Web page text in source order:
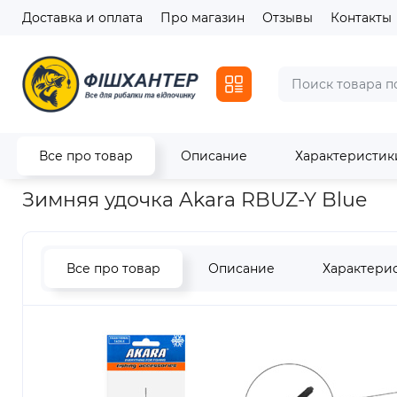
Доставка и оплата Про магазин Отзывы Контакты
Все про товар Описание
Главная Зимний ассортимент Зимние удочки Зимняя
Зимняя удочка Akara RBUZ-Y Blue
Все про товар Описание